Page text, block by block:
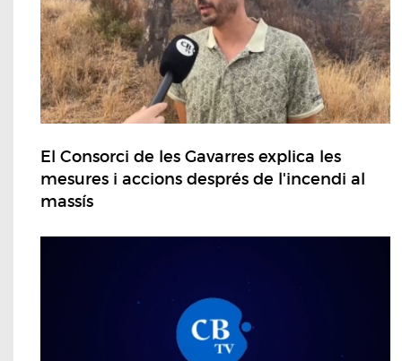
El Consorci de les Gavarres explica les
mesures i accions després de l'incendi al
massís